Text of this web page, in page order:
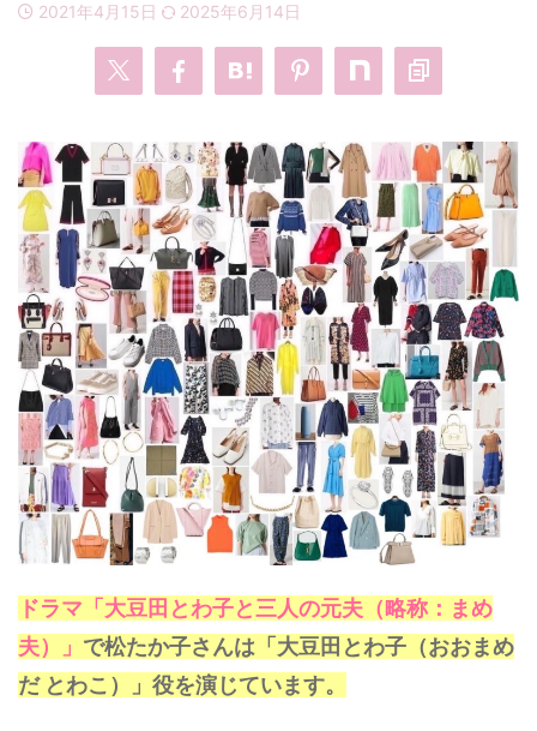
・あのクズ
無能の鷹
・ 若草物語
・
・バッグ
・腕時計
2021年4月15日 2025年6月14日
ドラマ「大豆田とわ子と三人の元夫（略称：まめ
夫）」 で松たか子さんは「大豆田とわ子（おおまめ
だ とわこ）」役を演じています。